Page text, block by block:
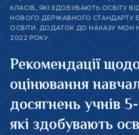
КЛАСІВ, ЯКІ ЗДОБУВАЮТЬ ОСВІТУ
НОВОГО ДЕРЖАВНОГО СТАНДАРТУ
ОСВІТИ. ДОДАТОК ДО НАКАЗУ МОН
2022 РОКУ
Рекомендації
оцінювання
досягнень учнів
які здобувають